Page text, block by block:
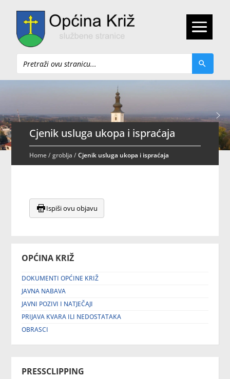
Pretraži
OPĆINA KRIŽ
DOKUMENTI OPĆINE KRIŽ
JAVNA NABAVA
JAVNI POZIVI I NATJEČAJI
PRIJAVA KVARA ILI NEDOSTATAKA
OBRASCI
PRESSCLIPPING
Cjenik usluga ukopa i ispraćaja
Home/groblja /Cjenik usluga ukopa i ispraćaja
Ispiši ovu objavu